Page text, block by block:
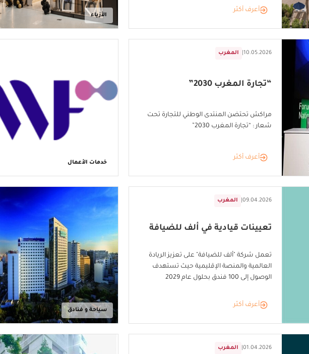
أعرف أكثر
الأزياء
المغرب 10.05.2026
“تجارة المغرب 2030”
مراكش تحتضن المنتدى الوطني للتجارة تحت
شعار : “تجارة المغرب 2030”
أعرف أكثر
خدمات الأعمال
المغرب 09.04.2026
تعيينات قيادية في ألف للضيافة
تعمل شركة "ألف للضيافة" على تعزيز الريادة
العالمية والمنصة الإقليمية حيث تستهدف
الوصول إلى 100 فندق بحلول عام 2029
أعرف أكثر
سياحة و فنادق
المغرب 01.04.2026